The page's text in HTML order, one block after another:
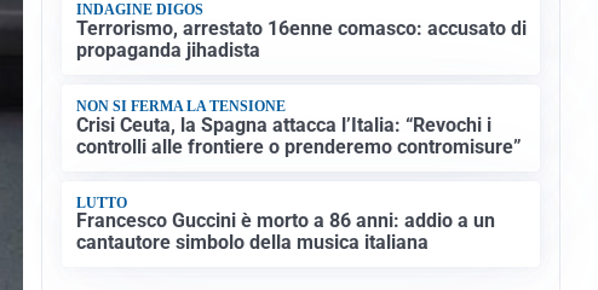
INDAGINE DIGOS
Terrorismo, arrestato 16enne comasco: accusato di
propaganda jihadista
NON SI FERMA LA TENSIONE
Crisi Ceuta, la Spagna attacca l’Italia: “Revochi i
controlli alle frontiere o prenderemo contromisure”
LUTTO
Francesco Guccini è morto a 86 anni: addio a un
cantautore simbolo della musica italiana